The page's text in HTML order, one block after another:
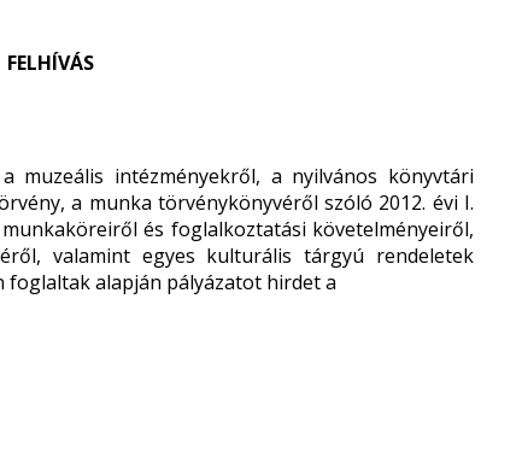
muzeális intézményekről, a nyilvános könyvtári
a munka törvénykönyvéről szóló 2012. évi I.
és foglalkoztatási követelményeiről,
valamint egyes kulturális tárgyú rendeletek
foglaltak alapján pályázatot hirdet a